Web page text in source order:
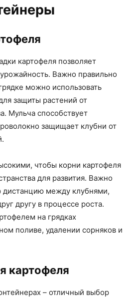
картофеля позволяет
Важно правильно
можно использовать
защиты растений от
Мульча способствует
защищает клубни от
чтобы корни картофеля
для развития. Важно
дистанцию между клубнями,
другу в процессе роста.
на грядках
поливе, удалении сорняков и
картофеля
– отличный выбор